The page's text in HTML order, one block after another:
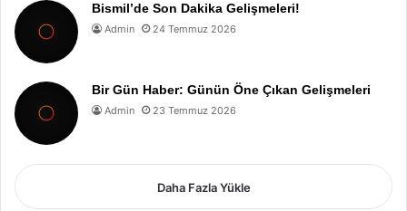
Bismil’de Son Dakika Gelişmeleri!
Admin 24 Temmuz 2026
Bir Gün Haber: Günün Öne Çıkan Gelişmeleri
Admin 23 Temmuz 2026
Daha Fazla Yükle